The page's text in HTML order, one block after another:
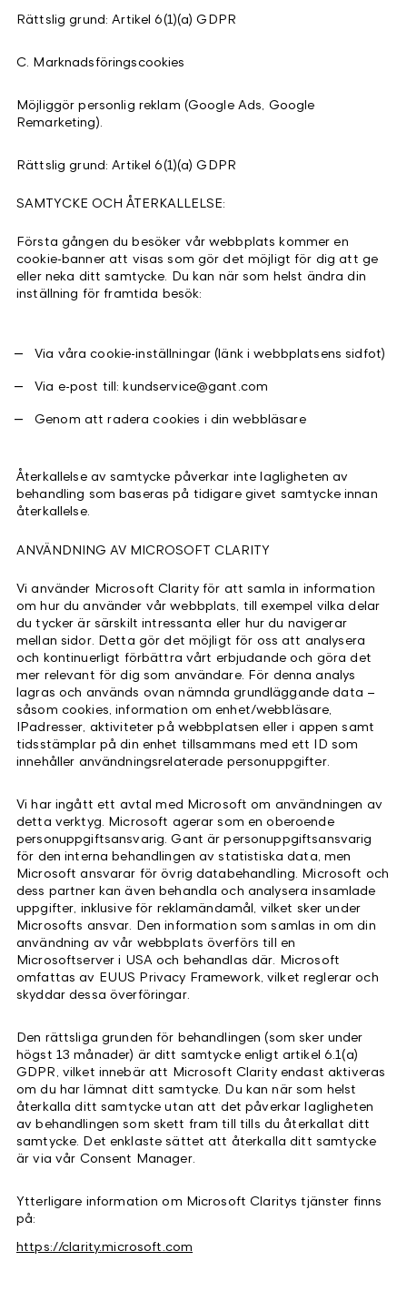
Rättslig grund: Artikel 6(1)(a) GDPR
C. Marknadsföringscookies
Möjliggör personlig reklam (Google Ads, Google
Remarketing).
Rättslig grund: Artikel 6(1)(a) GDPR
SAMTYCKE OCH ÅTERKALLELSE:
Första gången du besöker vår webbplats kommer en
cookie-banner att visas som gör det möjligt för dig att ge
eller neka ditt samtycke. Du kan när som helst ändra din
inställning för framtida besök:
Via våra cookie-inställningar (länk i webbplatsens sidfot)
Via e-post till: kundservice@gant.com
Genom att radera cookies i din webbläsare
Återkallelse av samtycke påverkar inte lagligheten av
behandling som baseras på tidigare givet samtycke innan
återkallelse.
ANVÄNDNING AV MICROSOFT CLARITY
Vi använder Microsoft Clarity för att samla in information
om hur du använder vår webbplats, till exempel vilka delar
du tycker är särskilt intressanta eller hur du navigerar
mellan sidor. Detta gör det möjligt för oss att analysera
och kontinuerligt förbättra vårt erbjudande och göra det
mer relevant för dig som användare. För denna analys
lagras och används ovan nämnda grundläggande data –
såsom cookies, information om enhet/webbläsare,
IPadresser, aktiviteter på webbplatsen eller i appen samt
tidsstämplar på din enhet tillsammans med ett ID som
innehåller användningsrelaterade personuppgifter.
Vi har ingått ett avtal med Microsoft om användningen av
detta verktyg. Microsoft agerar som en oberoende
personuppgiftsansvarig. Gant är personuppgiftsansvarig
för den interna behandlingen av statistiska data, men
Microsoft ansvarar för övrig databehandling. Microsoft och
dess partner kan även behandla och analysera insamlade
uppgifter, inklusive för reklamändamål, vilket sker under
Microsofts ansvar. Den information som samlas in om din
användning av vår webbplats överförs till en
Microsoftserver i USA och behandlas där. Microsoft
omfattas av EUUS Privacy Framework, vilket reglerar och
skyddar dessa överföringar.
Den rättsliga grunden för behandlingen (som sker under
högst 13 månader) är ditt samtycke enligt artikel 6.1(a)
GDPR, vilket innebär att Microsoft Clarity endast aktiveras
om du har lämnat ditt samtycke. Du kan när som helst
återkalla ditt samtycke utan att det påverkar lagligheten
av behandlingen som skett fram till tills du återkallat ditt
samtycke. Det enklaste sättet att återkalla ditt samtycke
är via vår Consent Manager.
Ytterligare information om Microsoft Claritys tjänster finns
på:
https://clarity.microsoft.com